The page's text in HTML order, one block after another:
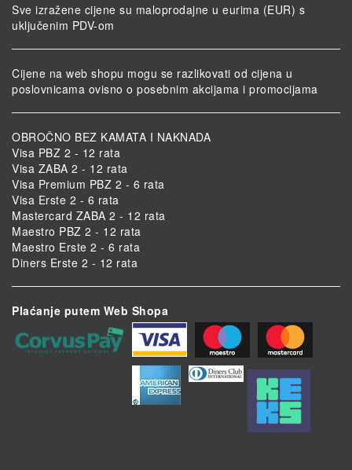
Sve izražene cijene su maloprodajne u eurima (EUR) s
uključenim PDV-om
Cijene na web shopu mogu se razlikovati od cijena u
poslovnicama ovisno o posebnim akcijama i promocijama
OBROČNO BEZ KAMATA I NAKNADA
Visa PBZ 2 - 12 rata
Visa ZABA 2 - 12 rata
Visa Premium PBZ 2 - 6 rata
Visa Erste 2 - 6 rata
Mastercard ZABA 2 - 12 rata
Maestro PBZ 2 - 12 rata
Maestro Erste 2 - 6 rata
Diners Erste 2 - 12 rata
Plaćanje putem Web Shopa